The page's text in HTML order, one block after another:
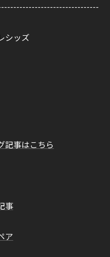
シッズ
記事はこちら
事
ア